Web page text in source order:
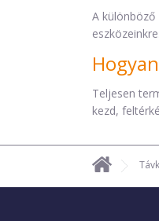
A
eszközeinkre.
Teljesen
kezd,